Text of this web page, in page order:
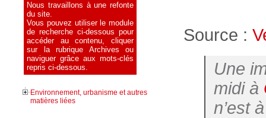
Nous travaillons à une refonte
du site.
Vous pouvez utiliser le module
de recherche ci-dessous pour
accéder au contenu, cliquer
sur la rubrique Archives ou
naviguer grâce aux mots-clés
repris ci-dessous.
Environnement, urbanisme et autres
matières liées
Source :
Une
midi à
n’est